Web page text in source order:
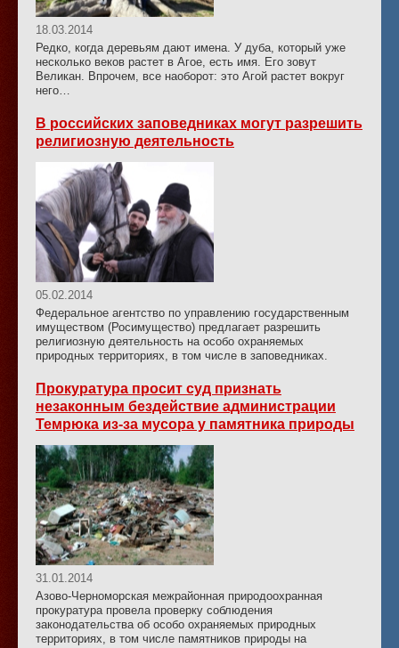
18.03.2014
Редко, когда деревьям дают имена. У дуба, который уже
несколько веков растет в Агое, есть имя. Его зовут
Великан. Впрочем, все наоборот: это Агой растет вокруг
него…
В российских заповедниках могут разрешить
религиозную деятельность
05.02.2014
Федеральное агентство по управлению государственным
имуществом (Росимущество) предлагает разрешить
религиозную деятельность на особо охраняемых
природных территориях, в том числе в заповедниках.
Прокуратура просит суд признать
незаконным бездействие администрации
Темрюка из-за мусора у памятника природы
31.01.2014
Азово-Черноморская межрайонная природоохранная
прокуратура провела проверку соблюдения
законодательства об особо охраняемых природных
территориях, в том числе памятников природы на